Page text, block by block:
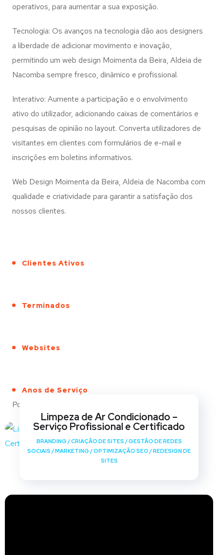
operativos, para aumentar a sua exposição.
Tecnologia: Os avanços na tecnologia dão aos designers
a liberdade de adicionar movimento e inovação,
permitindo um web design Moimenta da Beira, Aldeia de
Nacomba sempre fresco, dinâmico e profissional.
Interativo: Aumente a participação e o envolvimento
ativo do utilizador, adicionando caixas de comentários e
pesquisas de opinião no layout. Converta utilizadores de
visitantes em clientes com formulários de e-mail e
inscrições em boletins informativos.
Web Design Moimenta da Beira, Aldeia de Nacomba com
qualidade e criatividade para garantir a satisfação dos
nossos clientes.
Clientes Ativos
Terminados
Websites
Anos de Serviço
Portfólio
Limpeza de Ar Condicionado –
Serviço Profissional e Certificado
BRANDING /CRIAÇÃO DE SITES /GESTÃO DE REDES
SOCIAIS /MARKETING /OPTIMIZAÇÃO SEO /REDESIGN DE
SITES